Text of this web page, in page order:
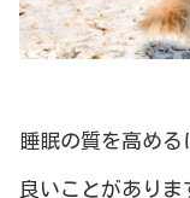
睡眠の質を高め
良いことがありま